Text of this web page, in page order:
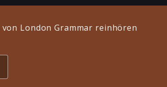
von London Grammar reinhören